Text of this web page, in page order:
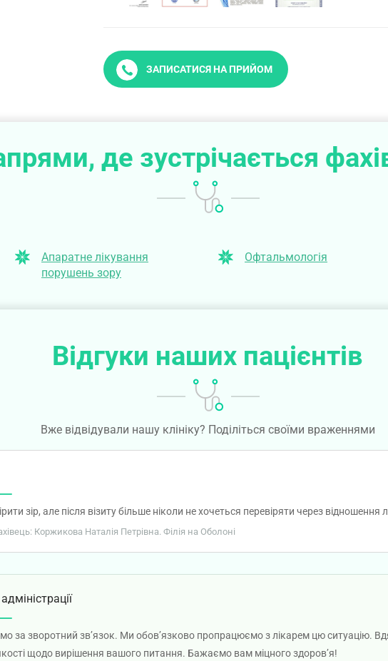
ЗАПИСАТИСЯ НА ПРИЙОМ
де зустрічається
Апаратне лікування
порушень зору
Офтальмологія
Відгуки наших пацієнтів
Вже відвідували нашу клініку? Поділіться своїми враженнями
зір, але після візиту більше ніколи не хочеться перевіряти через відношення
Коржикова Наталія Петрівна. Філія на Оболоні
за зворотний звʼязок. Ми обовʼязково пропрацюємо з лікарем цю ситуацію.
щодо вирішення вашого питання. Бажаємо вам міцного здоров’я!